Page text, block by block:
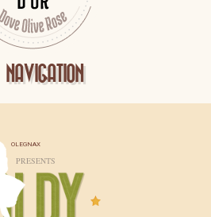
NAVIGATION
OLEGNAX
PRESENTS